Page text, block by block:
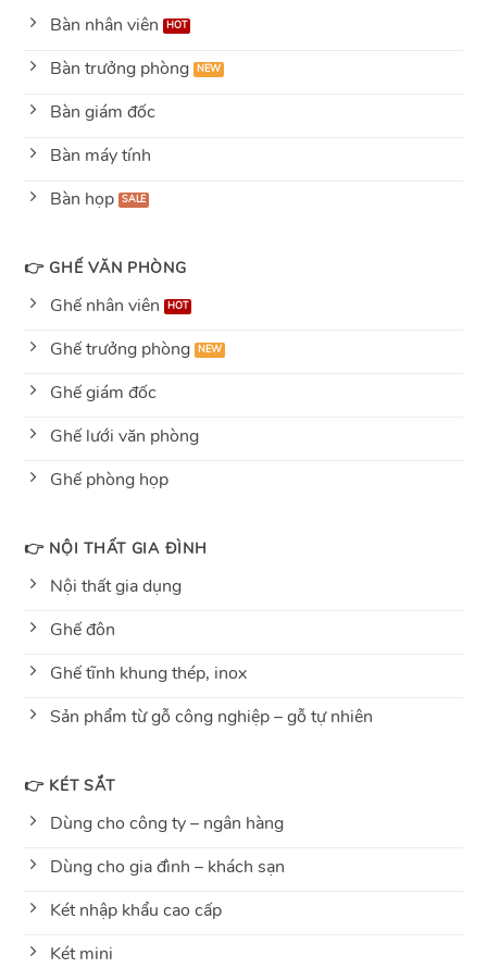
Bàn nhân viên
Bàn trưởng phòng
Bàn giám đốc
Bàn máy tính
Bàn họp
👉 GHẾ VĂN PHÒNG
Ghế nhân viên
Ghế trưởng phòng
Ghế giám đốc
Ghế lưới văn phòng
Ghế phòng họp
👉 NỘI THẤT GIA ĐÌNH
Nội thất gia dụng
Ghế đôn
Ghế tĩnh khung thép, inox
Sản phẩm từ gỗ công nghiệp – gỗ tự nhiên
👉 KÉT SẮT
Dùng cho công ty – ngân hàng
Dùng cho gia đình – khách sạn
Két nhập khẩu cao cấp
Két mini